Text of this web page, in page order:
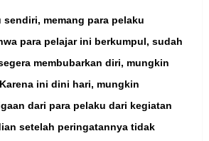
sendiri, memang para pelaku
para pelajar ini berkumpul, sudah
membubarkan diri, mungkin
ini dini hari, mungkin
dari para pelaku dari kegiatan
setelah peringatannya tidak